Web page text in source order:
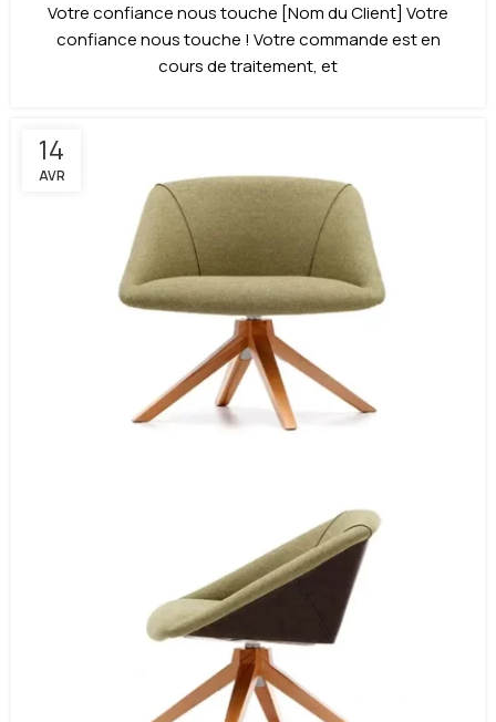
Votre confiance nous touche [Nom du Client] Votre
confiance nous touche ! Votre commande est en
cours de traitement, et
14
AVR